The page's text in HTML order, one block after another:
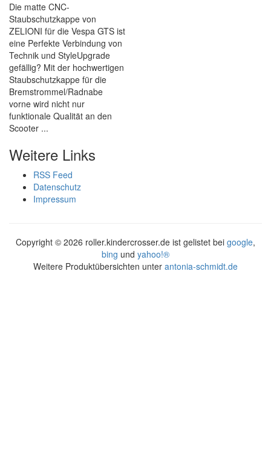
Die matte CNC-
Staubschutzkappe von
ZELIONI für die Vespa GTS ist
eine Perfekte Verbindung von
Technik und StyleUpgrade
gefällig? Mit der hochwertigen
Staubschutzkappe für die
Bremstrommel/Radnabe
vorne wird nicht nur
funktionale Qualität an den
Scooter ...
Weitere Links
RSS Feed
Datenschutz
Impressum
Copyright © 2026 roller.kindercrosser.de ist gelistet bei google,
bing und yahoo!®
Weitere Produktübersichten unter antonia-schmidt.de